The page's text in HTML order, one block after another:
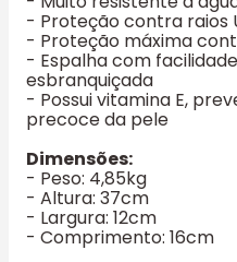
- Proteção contra raios
- Proteção máxima
- Espalha com
esbranquiçada
- Possui vitamina E,
precoce da pele
Dimensões:
- Peso: 4,85kg
- Altura: 37cm
- Largura: 12cm
- Comprimento: 16cm